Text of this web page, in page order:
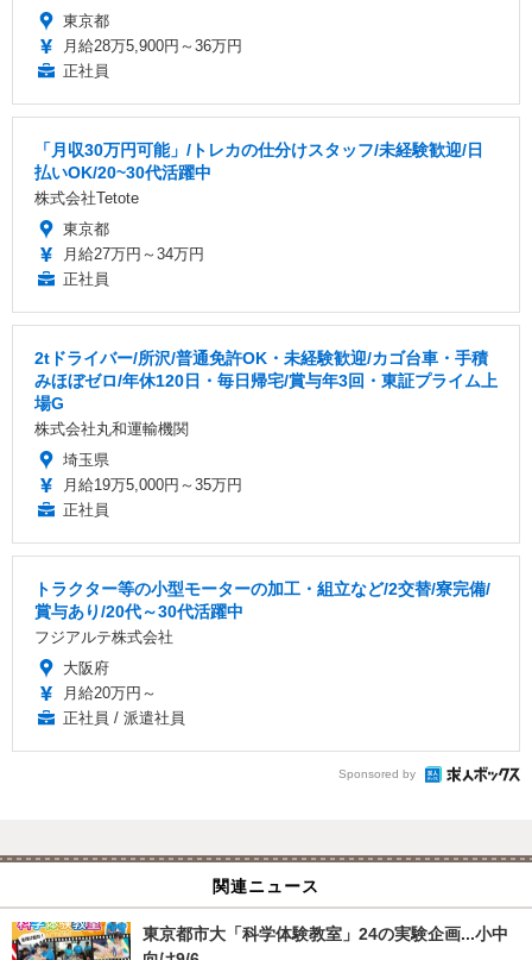
東京都
月給28万5,900円～36万円
正社員
「月収30万円可能」/トレカの仕分けスタッフ/未経験歓迎/日
払いOK/20~30代活躍中
株式会社Tetote
東京都
月給27万円～34万円
正社員
2tドライバー/所沢/普通免許OK・未経験歓迎/カゴ台車・手積
みほぼゼロ/年休120日・毎日帰宅/賞与年3回・東証プライム上
場G
株式会社丸和運輸機関
埼玉県
月給19万5,000円～35万円
正社員
トラクター等の小型モーターの加工・組立など/2交替/寮完備/
賞与あり/20代～30代活躍中
フジアルテ株式会社
大阪府
月給20万円～
正社員 / 派遣社員
Sponsored by
関連ニュース
東京都市大「科学体験教室」24の実験企画...小中